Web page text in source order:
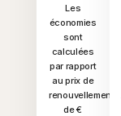
Les
économies
sont
calculées
par rapport
au prix de
renouvellement
de €